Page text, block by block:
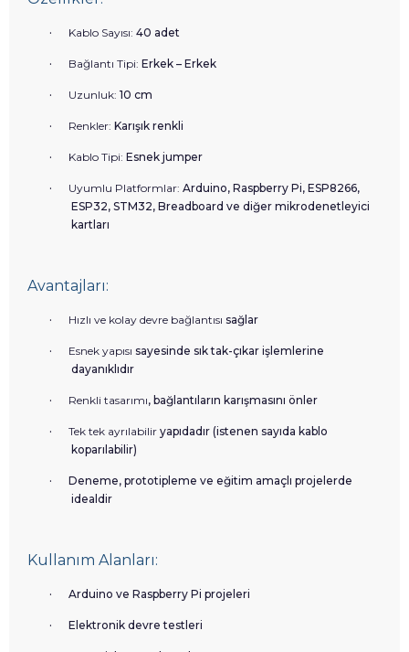
· Kablo Sayısı: 40 adet
· Bağlantı Tipi: Erkek – Erkek
· Uzunluk: 10 cm
· Renkler: Karışık renkli
· Kablo Tipi: Esnek jumper
· Uyumlu Platformlar: Arduino, Raspberry Pi, ESP8266,
ESP32, STM32, Breadboard ve diğer mikrodenetleyici
kartları
Avantajları:
· Hızlı ve kolay devre bağlantısı sağlar
· Esnek yapısı sayesinde sık tak-çıkar işlemlerine
dayanıklıdır
· Renkli tasarımı, bağlantıların karışmasını önler
· Tek tek ayrılabilir yapıdadır (istenen sayıda kablo
koparılabilir)
·
Deneme, prototipleme ve eğitim amaçlı projelerde
idealdir
Kullanım Alanları:
· Arduino ve Raspberry Pi projeleri
· Elektronik devre testleri